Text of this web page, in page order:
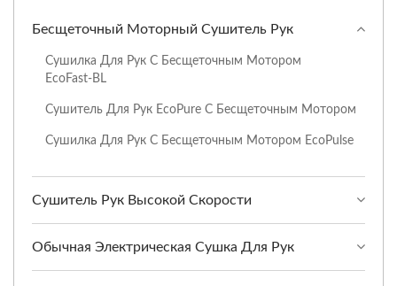
Бесщеточный Моторный Сушитель Рук
Сушилка Для Рук С Бесщеточным Мотором
EcoFast-BL
Сушитель Для Рук EcoPure С Бесщеточным Мотором
Сушилка Для Рук С Бесщеточным Мотором EcoPulse
Сушитель Рук Высокой Скорости
Обычная Электрическая Сушка Для Рук